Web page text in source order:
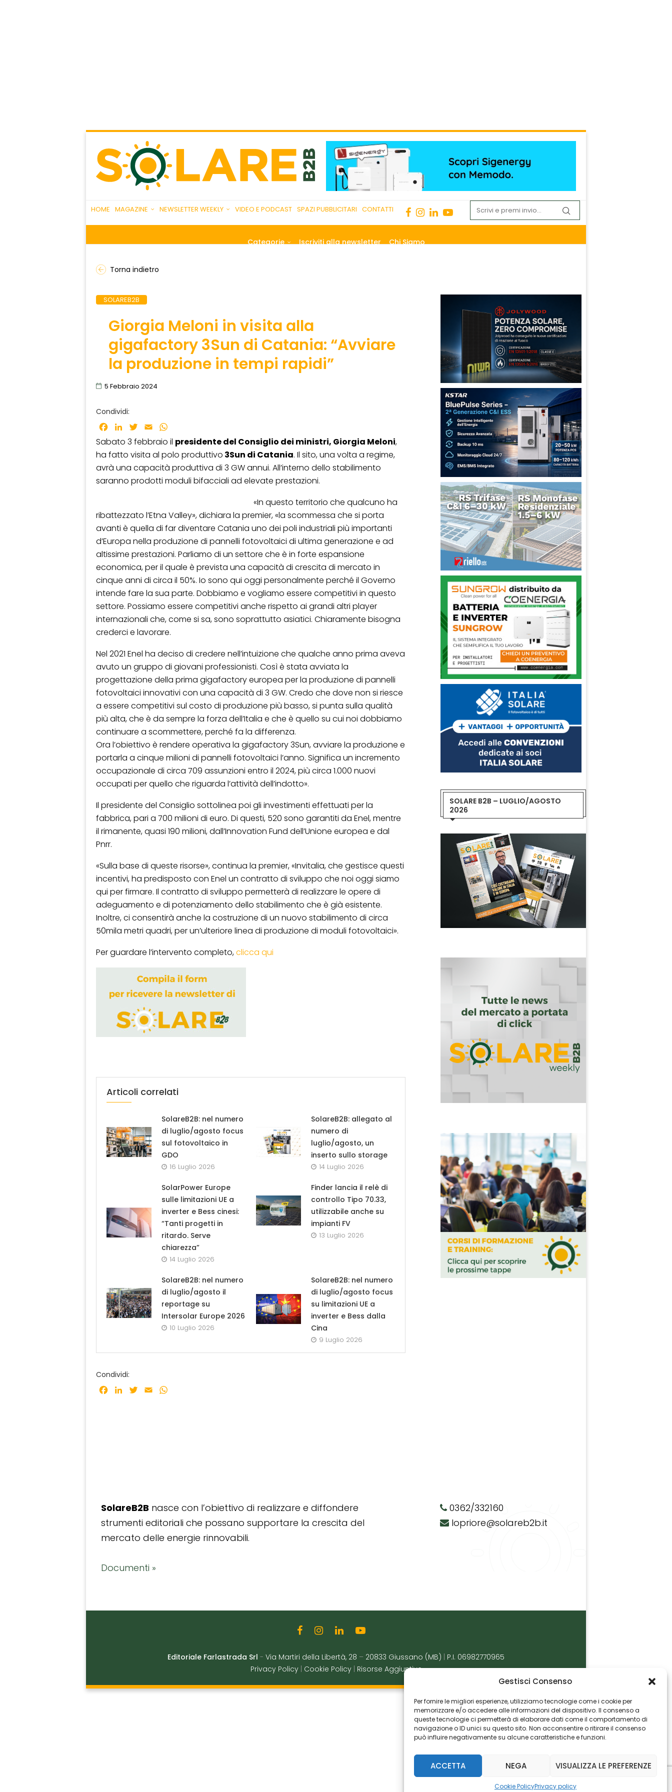
Gestisci Consenso
Per fornire le migliori esperienze, utilizziamo tecnologie come i cookie per
memorizzare e/o accedere alle informazioni del dispositivo. Il consenso a
queste tecnologie ci permetterà di elaborare dati come il comportamento di
navigazione o ID unici su questo sito. Non acconsentire o ritirare il consenso
può influire negativamente su alcune caratteristiche e funzioni.
ACCETTA NEGA VISUALIZZA LE PREFERENZE
Cookie PolicyPrivacy policy
HOME MAGAZINE NEWSLETTER WEEKLY VIDEO E PODCAST SPAZI PUBBLICITARI CONTATTI
Categorie Iscriviti alla newsletter Chi Siamo
Torna indietro
SOLAREB2B
Giorgia Meloni in visita alla
gigafactory 3Sun di Catania: “Avviare
la produzione in tempi rapidi”
5 Febbraio 2024
Condividi:
Facebook
LinkedInTwitter
Email
Sabato 3 febbraio il presidente del Consiglio dei ministri, Giorgia Meloni,
ha fatto visita al polo produttivo 3Sun di Catania. Il sito, una volta a regime,
avrà una capacità produttiva di 3 GW annui. All’interno dello stabilimento
saranno prodotti moduli bifacciali ad elevate prestazioni.
«In questo territorio che qualcuno ha
ribattezzato l’Etna Valley», dichiara la premier, «la scommessa che si porta
avanti è quella di far diventare Catania uno dei poli industriali più importanti
d’Europa nella produzione di pannelli fotovoltaici di ultima generazione e ad
altissime prestazioni. Parliamo di un settore che è in forte espansione
economica, per il quale è prevista una capacità di crescita di mercato in
cinque anni di circa il 50%. Io sono qui oggi personalmente perché il Governo
intende fare la sua parte. Dobbiamo e vogliamo essere competitivi in questo
settore. Possiamo essere competitivi anche rispetto ai grandi altri player
internazionali che, come si sa, sono soprattutto asiatici. Chiaramente bisogna
crederci e lavorare.
Nel 2021 Enel ha deciso di credere nell’intuizione che qualche anno prima aveva
avuto un gruppo di giovani professionisti. Così è stata avviata la
progettazione della prima gigafactory europea per la produzione di pannelli
fotovoltaici innovativi con una capacità di 3 GW. Credo che dove non si riesce
a essere competitivi sul costo di produzione più basso, si punta sulla qualità
più alta, che è da sempre la forza dell’Italia e che è quello su cui noi dobbiamo
continuare a scommettere, perché fa la differenza.
Ora l’obiettivo è rendere operativa la gigafactory 3Sun, avviare la produzione e
portarla a cinque milioni di pannelli fotovoltaici l’anno. Significa un incremento
occupazionale di circa 709 assunzioni entro il 2024, più circa 1.000 nuovi
occupati per quello che riguarda l’attività dell’indotto».
Il presidente del Consiglio sottolinea poi gli investimenti effettuati per la
fabbrica, pari a 700 milioni di euro. Di questi, 520 sono garantiti da Enel, mentre
il rimanente, quasi 190 milioni, dall’Innovation Fund dell’Unione europea e dal
Pnrr.
«Sulla base di queste risorse», continua la premier, «Invitalia, che gestisce questi
incentivi, ha predisposto con Enel un contratto di sviluppo che noi oggi siamo
qui per firmare. Il contratto di sviluppo permetterà di realizzare le opere di
adeguamento e di potenziamento dello stabilimento che è già esistente.
Inoltre, ci consentirà anche la costruzione di un nuovo stabilimento di circa
50mila metri quadri, per un’ulteriore linea di produzione di moduli fotovoltaici».
Per guardare l’intervento completo,clicca qui
Articoli correlati
SolareB2B: nel numero
di luglio/agosto focus
sul fotovoltaico in
GDO
16 Luglio 2026
SolareB2B: allegato al
numero di
luglio/agosto, un
inserto sullo storage
14 Luglio 2026
SolarPower Europe
sulle limitazioni UE a
inverter e Bess cinesi:
“Tanti progetti in
ritardo. Serve
chiarezza”
14 Luglio 2026
Finder lancia il relè di
controllo Tipo 70.33,
utilizzabile anche su
impianti FV
13 Luglio 2026
SolareB2B: nel numero
di luglio/agosto il
reportage su
Intersolar Europe 2026
10 Luglio 2026
SolareB2B: nel numero
di luglio/agosto focus
su limitazioni UE a
inverter e Bess dalla
Cina
9 Luglio 2026
Condividi:
Facebook
LinkedInTwitter
Email
SOLARE B2B – LUGLIO/AGOSTO
2026
SolareB2B nasce con l’obiettivo di realizzare e diffondere
strumenti editoriali che possano supportare la crescita del
mercato delle energie rinnovabili.
Documenti »
0362/332160
lopriore@solareb2b.it
Editoriale Farlastrada Srl - Via Martiri della Libertà, 28 – 20833 Giussano (MB)
P.I. 06982770965
Privacy Policy
Cookie Policy Risorse Aggiuntive